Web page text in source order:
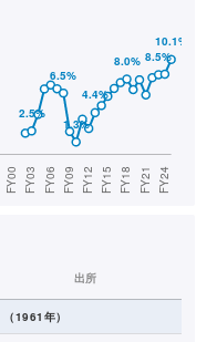
出所
（1961 年）